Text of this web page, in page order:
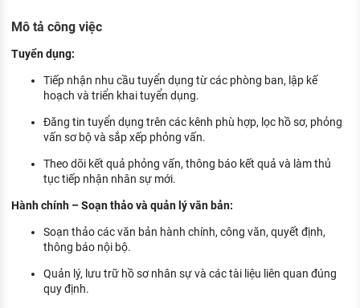
Kỹ năng nghề nghiệp
HƯỚNG NGHIỆP VIỆC LÀM
Đặc trưng từng nghề
Xu hướng việc làm
XÂY DỰNG VÀ PHÁT TRIỂN ĐỘI NGŨ
NHÂN SỰ
Mô tả công việc
Tuyển dụng:
Tiếp nhận nhu cầu tuyển dụng từ các phòng ban, lập kế
hoạch và triển khai tuyển dụng.
Đăng tin tuyển dụng trên các kênh phù hợp, lọc hồ sơ, phỏng
vấn sơ bộ và sắp xếp phỏng vấn.
Theo dõi kết quả phỏng vấn, thông báo kết quả và làm thủ
tục tiếp nhận nhân sự mới.
Hành chính – Soạn thảo và quản lý văn bản:
Soạn thảo các văn bản hành chính, công văn, quyết định,
thông báo nội bộ.
Quản lý, lưu trữ hồ sơ nhân sự và các tài liệu liên quan đúng
quy định.